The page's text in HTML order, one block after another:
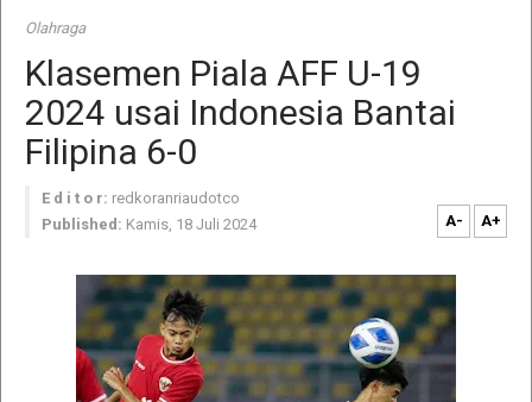
Olahraga
Klasemen Piala AFF U-19
2024 usai Indonesia Bantai
Filipina 6-0
E d i t o r: redkoranriaudotco
Published: Kamis, 18 Juli 2024 A- A+